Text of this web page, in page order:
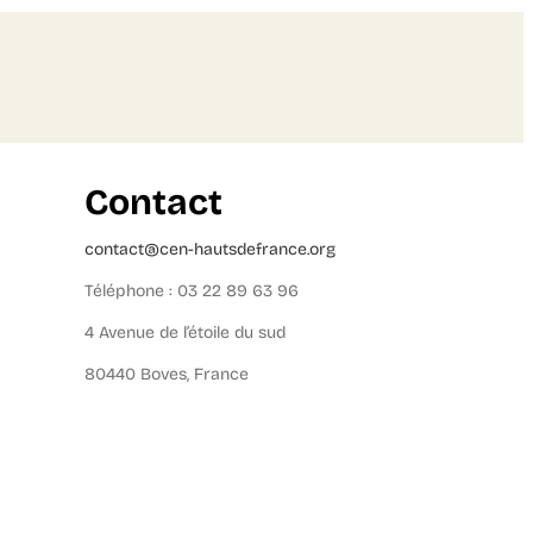
Contact
contact@cen-hautsdefrance.org
Téléphone : 03 22 89 63 96
4 Avenue de l’étoile du sud
80440 Boves, France